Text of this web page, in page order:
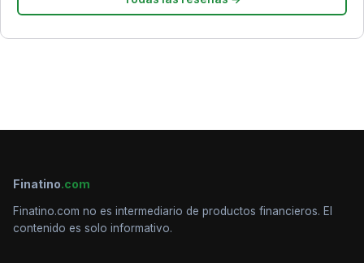
Finatino.com
Finatino.com no es intermediario de productos financieros. El
contenido es solo informativo.